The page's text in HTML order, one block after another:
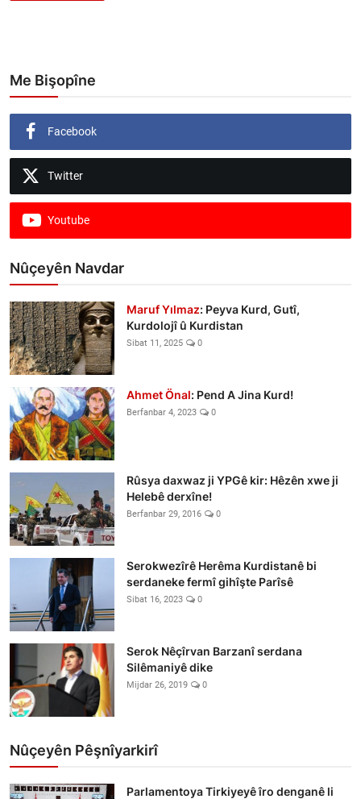
Me Bişopîne
Facebook
Twitter
Youtube
Nûçeyên Navdar
Maruf Yılmaz: Peyva Kurd, Gutî,
Kurdolojî û Kurdistan
Sibat 11, 2025 0
Ahmet Önal: Pend A Jina Kurd!
Berfanbar 4, 2023 0
Rûsya daxwaz ji YPGê kir: Hêzên xwe ji
Helebê derxîne!
Berfanbar 29, 2016 0
Serokwezîrê Herêma Kurdistanê bi
serdaneke fermî gihîşte Parîsê
Sibat 16, 2023 0
Serok Nêçîrvan Barzanî serdana
Silêmaniyê dike
Mijdar 26, 2019 0
Nûçeyên Pêşnîyarkirî
Parlamentoya Tirkiyeyê îro denganê li